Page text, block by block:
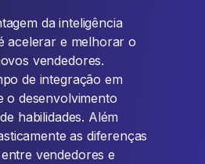
da inteligência
acelerar e melhorar o
vendedores.
de integração em
o desenvolvimento
habilidades. Além
as diferenças
vendedores e